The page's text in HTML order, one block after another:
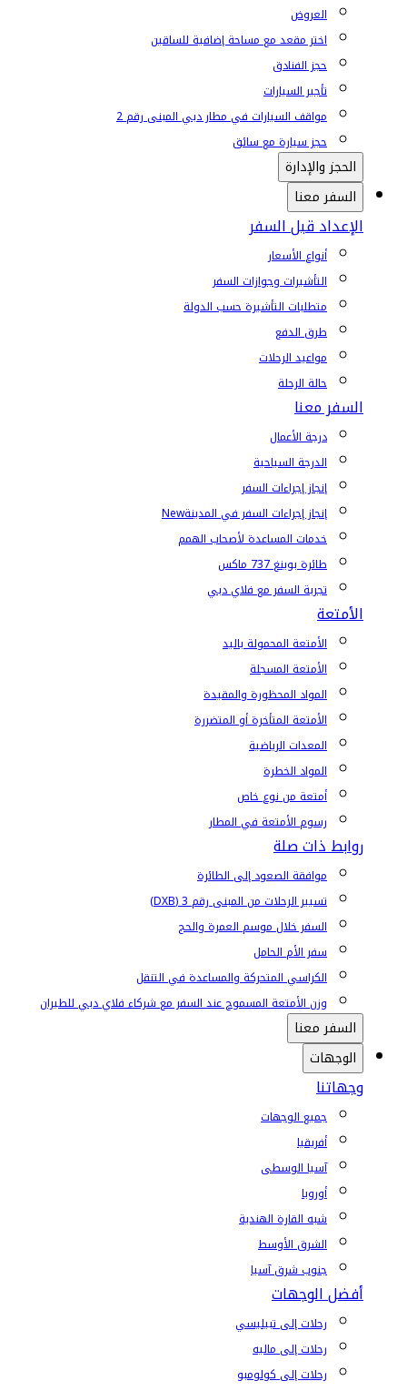
العروض
اختر مقعد مع مساحة إضافية للساقين
حجز الفنادق
تأجير السيارات
مواقف السيارات في مطار دبي المبنى رقم 2
حجز سيارة مع سائق
الحجز والإدارة
السفر معنا
الإعداد قبل السفر
أنواع الأسعار
التأشيرات وجوازات السفر
متطلبات التأشيرة حسب الدولة
طرق الدفع
مواعيد الرحلات
حالة الرحلة
السفر معنا
درجة الأعمال
الدرجة السياحية
إنجاز إجراءات السفر
إنجاز إجراءات السفر في المدينةNew
خدمات المساعدة لأصحاب الهمم
طائرة بوينغ 737 ماكس
تجربة السفر مع فلاي دبي
الأمتعة
الأمتعة المحمولة باليد
الأمتعة المسجلة
المواد المحظورة والمقيدة
الأمتعة المتأخرة أو المتضررة
المعدات الرياضية
المواد الخطرة
أمتعة من نوع خاص
رسوم الأمتعة في المطار
روابط ذات صلة
موافقة الصعود إلى الطائرة
تسيير الرحلات من المبنى رقم 3 (DXB)
السفر خلال موسم العمرة والحج
سفر الأم الحامل
الكراسي المتحركة والمساعدة في التنقل
وزن الأمتعة المسموح عند السفر مع شركاء فلاي دبي للطيران
السفر معنا
الوجهات
وجهاتنا
جميع الوجهات
أفريقيا
آسيا الوسطى
أوروبا
شبه القارة الهندية
الشرق الأوسط
جنوب شرق آسيا
أفضل الوجهات
رحلات إلى تبيليسي
رحلات إلى ماليه
رحلات إلى كولومبو